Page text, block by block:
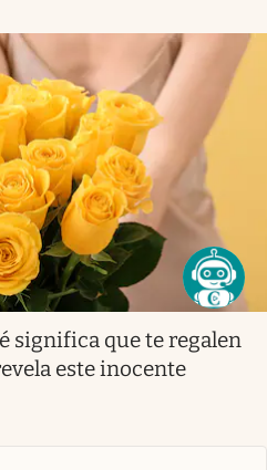
significa que te regalen
este inocente